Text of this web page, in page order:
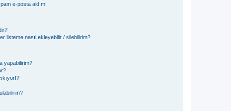
e-posta aldım!
listeme nasıl ekleyebilir / silebilirim?
yapabilirim?